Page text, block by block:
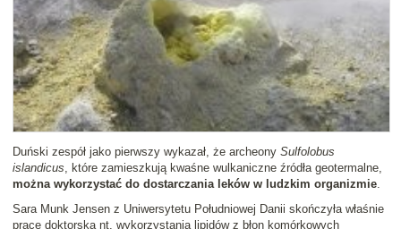
Duński zespół jako pierwszy wykazał, że archeony Sulfolobus
islandicus, które zamieszkują kwaśne wulkaniczne źródła geotermalne,
można wykorzystać do dostarczania leków w ludzkim organizmie.
Sara Munk Jensen z Uniwersytetu Południowej Danii skończyła właśnie
pracę doktorską nt. wykorzystania lipidów z błon komórkowych